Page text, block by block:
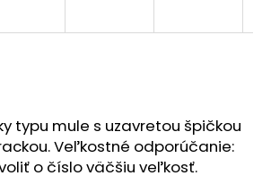
typu mule s uzavretou špičkou
Veľkostné odporúčanie:
o číslo väčšiu veľkosť.
HĽADAŤ